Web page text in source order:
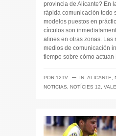
provincia de Alicante? En
rápida comunicación todo
modelos puestos en
círculos son
afines en otras zonas. Las
medios de comunicación
tiempo sobre cómo
POR 12TV ─ IN: ALICANTE,
NOTICIAS, NOTÍCIES 12,